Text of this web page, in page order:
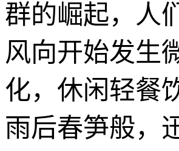
群的崛起，人
风向开始发生
化，休闲轻餐
雨后春笋般，